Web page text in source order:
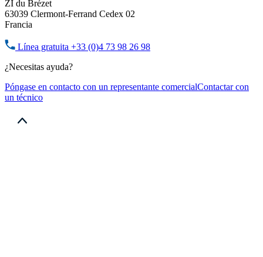
ZI du Brézet
63039 Clermont-Ferrand Cedex 02
Francia
Línea gratuita +33 (0)4 73 98 26 98
¿Necesitas ayuda?
Póngase en contacto con un representante comercialContactar con
un técnico